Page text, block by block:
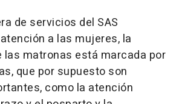
de servicios del SAS
a las mujeres, la
las matronas está marcada por
que por supuesto son
como la atención